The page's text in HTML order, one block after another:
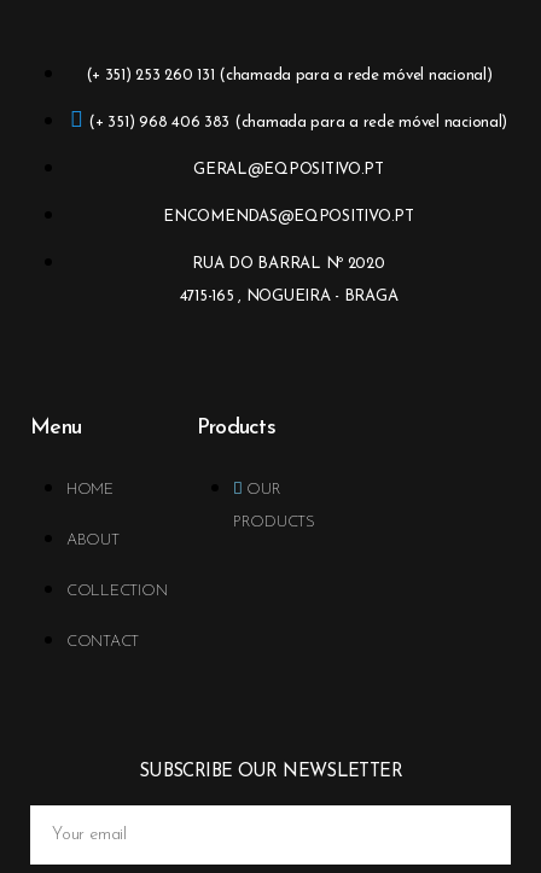
(+ 351) 253 260 131 (chamada para a rede móvel nacional)
(+ 351) 968 406 383 (chamada para a rede móvel nacional)
GERAL@EQPOSITIVO.PT
ENCOMENDAS@EQPOSITIVO.PT
RUA DO BARRAL Nº 2020
4715-165 , NOGUEIRA - BRAGA
Menu
HOME
ABOUT
COLLECTION
CONTACT
Products
OUR
PRODUCTS
SUBSCRIBE OUR NEWSLETTER